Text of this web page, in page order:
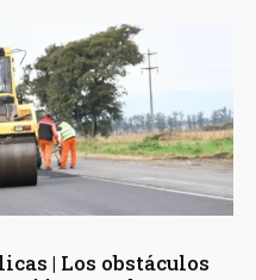
| Los obstáculos